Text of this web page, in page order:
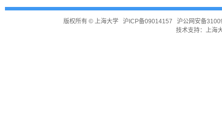
版权所有 ©上海大学 沪ICP备09014157
沪公网安备
技术支持： 上海